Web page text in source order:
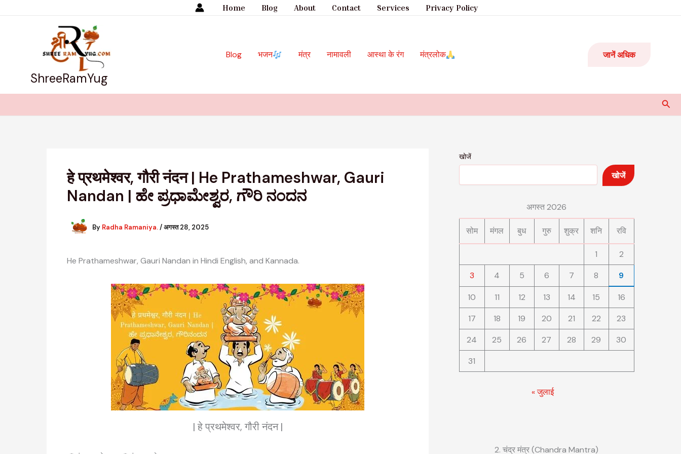
Home Blog About Contact Services Privacy Policy
ShreeRamYug
Blog भजन मंत्र नामावली आस्था के रंग मंत्रलोक जानें अधिक
हे प्रथमेश्वर, गौरी नंदन | He Prathameshwar, Gauri
Nandan | ಹೇ ಪ್ರಧಾಮೇಶ್ವರ, ಗೌರಿ ನಂದನ
By Radha Ramaniya./अगस्त 28, 2025
He Prathameshwar, Gauri Nandan in Hindi English, and Kannada.
| हे प्रथमेश्वर, गौरी नंदन |
खोजें
खोजें
अगस्त 2026
सोम मंगल बुध गुरु शुक्र शनि रवि
1
2
3
4 5 6 7 8 9
10 11 12 13 14 15
16
17
18 19 20 21 22
23
24
25 26 27 28 29
30
31
« जुलाई
2. चंद्र मंत्र (Chandra Mantra)